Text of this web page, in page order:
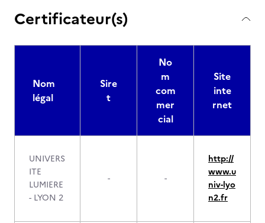
Certificateur(s)
Nom
légal
Sire
t
No
m
com
mer
cial
Site
inte
rnet
UNIVERS
ITE
LUMIERE
- LYON 2
- -
http://
www.u
niv-lyo
n2.fr